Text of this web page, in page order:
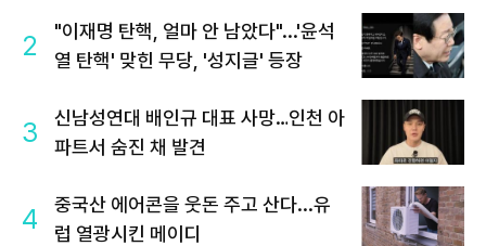
2
"이재명 탄핵, 얼마 안 남았다"...'윤석
열 탄핵' 맞힌 무당, '성지글' 등장
3
신남성연대 배인규 대표 사망…인천 아
파트서 숨진 채 발견
4
중국산 에어콘을 웃돈 주고 산다...유
럽 열광시킨 메이디